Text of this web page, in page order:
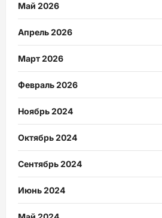
Май 2026
Апрель 2026
Март 2026
Февраль 2026
Ноябрь 2024
Октябрь 2024
Сентябрь 2024
Июнь 2024